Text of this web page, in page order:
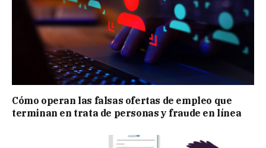
Cómo operan las falsas ofertas de empleo que
terminan en trata de personas y fraude en línea